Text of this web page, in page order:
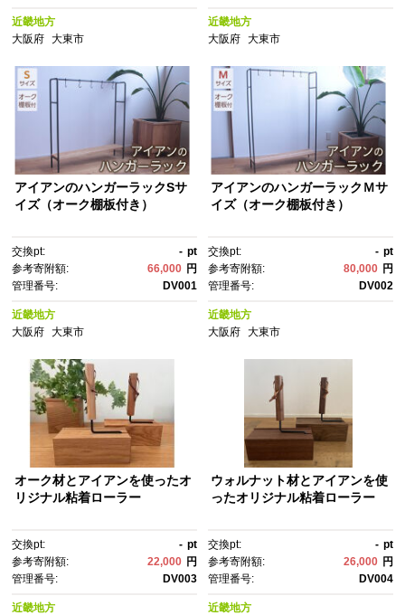
近畿地方
大阪府
大東市
近畿地方
大阪府 大東市
アイアンのハンガーラックSサ
イズ（オーク棚板付き）
交換pt: - pt
参考寄附額:
66,000 円
管理番号:
DV001
近畿地方
大阪府
大東市
アイアンのハンガーラックＭサ
イズ（オーク棚板付き）
交換pt: - pt
参考寄附額:
80,000 円
管理番号:
DV002
近畿地方
大阪府 大東市
オーク材とアイアンを使ったオ
リジナル粘着ローラー
交換pt: - pt
参考寄附額:
22,000 円
管理番号:
DV003
近畿地方
ウォルナット材とアイアンを使
ったオリジナル粘着ローラー
交換pt: - pt
参考寄附額:
26,000 円
管理番号:
DV004
近畿地方